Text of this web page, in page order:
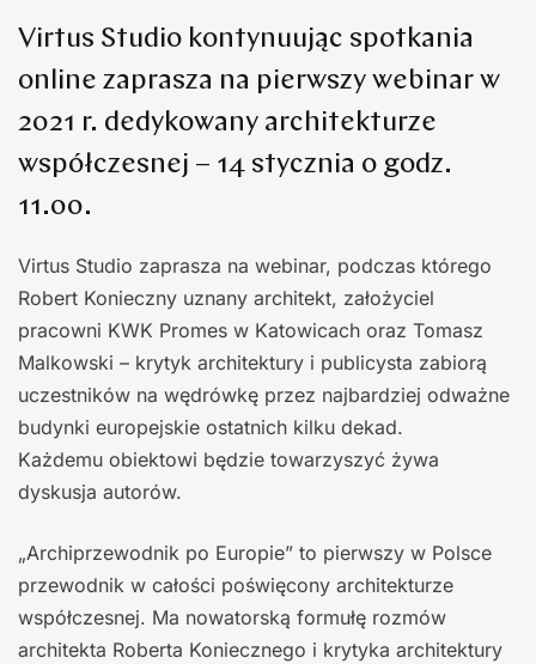
Virtus Studio kontynuując spotkania
online zaprasza na pierwszy webinar w
2021 r. dedykowany architekturze
współczesnej – 14 stycznia o godz.
11.00.
Virtus Studio zaprasza na webinar, podczas którego
Robert Konieczny uznany architekt, założyciel
pracowni KWK Promes w Katowicach oraz Tomasz
Malkowski – krytyk architektury i publicysta zabiorą
uczestników na wędrówkę przez najbardziej odważne
budynki europejskie ostatnich kilku dekad.
Każdemu obiektowi będzie towarzyszyć żywa
dyskusja autorów.
„Archiprzewodnik po Europie” to pierwszy w Polsce
przewodnik w całości poświęcony architekturze
współczesnej. Ma nowatorską formułę rozmów
architekta Roberta Koniecznego i krytyka architektury